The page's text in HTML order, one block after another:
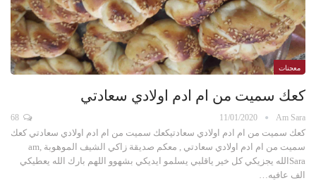
معجنات
كعك سميت من ام ادم اولادي سعادتي
Am Sara
11/01/2020
كعك سميت من ام ادم اولادي سعادتيكعك سميت من ام ادم اولادي سعادتي كعك
سميت من ام ادم اولادي سعادتي , معكم صديقة زاكي الشيف الموهوبة ,am
Saraالله يجزيكي كل خير ياقلبي يسلمو ايديكي بشهوو اللهم بارك الله يعطيكي
الف عافيه…